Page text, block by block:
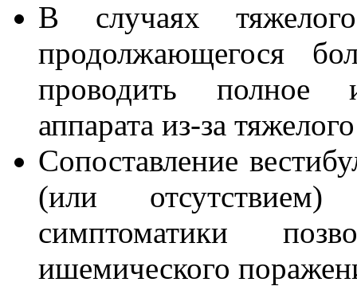
В случаях
продолжающегося
проводить полное
аппарата из-за
Сопоставление
(или отсутствием)
симптоматики
ишемического